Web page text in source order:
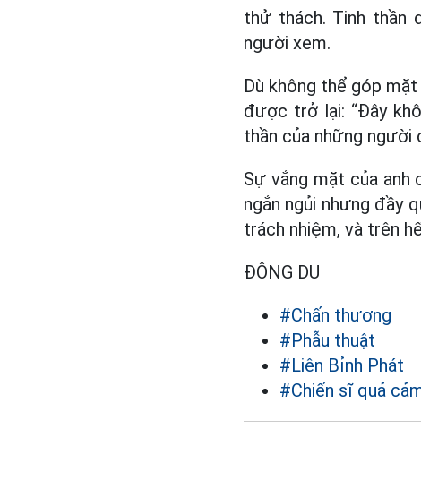
thử thách. Tinh thần
người xem.
Dù không thể góp
được trở lại: “Đây
thần của những người
Sự vắng mặt của anh
ngắn ngủi nhưng đầy
trách nhiệm, và trên
ĐÔNG DU
#Chấn thương
#Phẫu thuật
#Liên Bỉnh Phát
#Chiến sĩ quả